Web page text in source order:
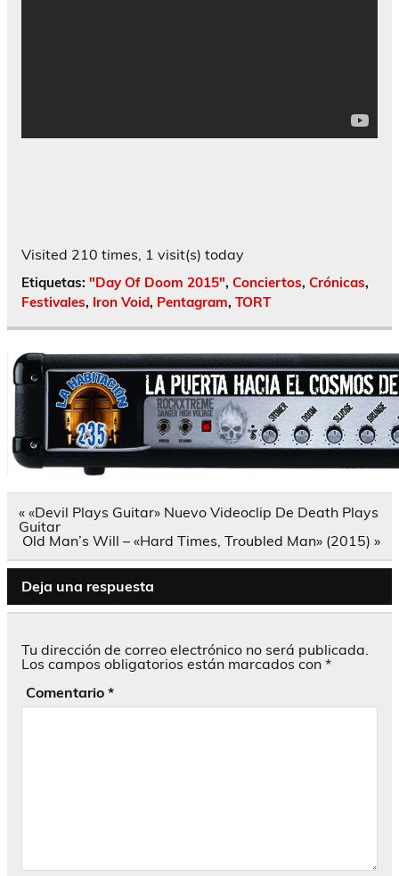
Visited 210 times, 1 visit(s) today
Etiquetas: "Day Of Doom 2015", Conciertos, Crónicas,
Festivales, Iron Void, Pentagram, TORT
Navegación
de
entradas
« «Devil Plays Guitar» Nuevo Videoclip De Death Plays
Guitar
Old Man’s Will – «Hard Times, Troubled Man» (2015) »
Deja una respuesta
Tu dirección de correo electrónico no será publicada.
Los campos obligatorios están marcados con *
Comentario *